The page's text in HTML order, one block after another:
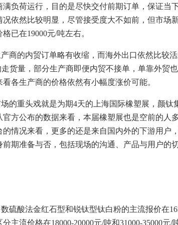
满负荷运行，目的是尽快交付前期订单，保证
况依然比较明显，尽管接受度大不如前，但市
格已在19000元/吨左右。
商的内贸订单略有收缩，而海外出口依然比较
走货量，部分生产商即便内贸不接单，单靠外贸
各生产商的价格依然有小幅度涨价可能。
的重头戏就是为期4天的上海国际橡塑展，颜钛
官方公布的数据来看，本届橡塑展也是空前的
的情况来看，更多的还是来自国内外的下游用
期准备与否，包括现场的沟通、产品与用户的
硫酸法金红石型和锐钛型钛白粉的主流报价在
分主流价格在18000-20000元/吨和31000-35000元/